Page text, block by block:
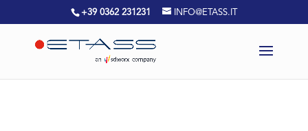
+39 0362 231231 INFO@ETASS.IT